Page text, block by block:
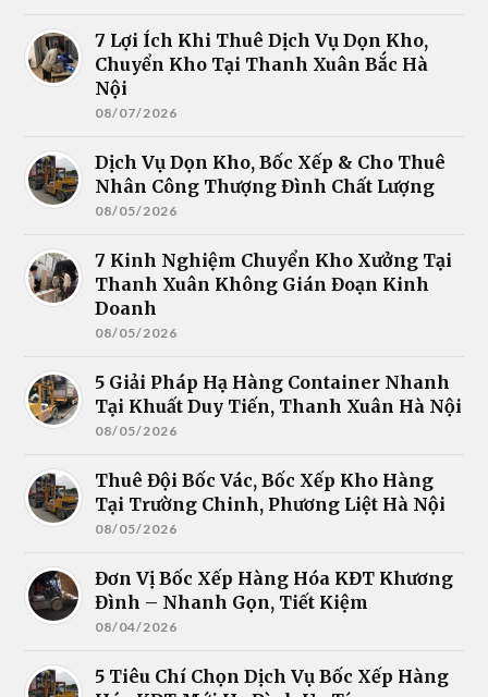
7 Lợi Ích Khi Thuê Dịch Vụ Dọn Kho,
Chuyển Kho Tại Thanh Xuân Bắc Hà
Nội
08/07/2026
Dịch Vụ Dọn Kho, Bốc Xếp & Cho Thuê
Nhân Công Thượng Đình Chất Lượng
08/05/2026
7 Kinh Nghiệm Chuyển Kho Xưởng Tại
Thanh Xuân Không Gián Đoạn Kinh
Doanh
08/05/2026
5 Giải Pháp Hạ Hàng Container Nhanh
Tại Khuất Duy Tiến, Thanh Xuân Hà Nội
08/05/2026
Thuê Đội Bốc Vác, Bốc Xếp Kho Hàng
Tại Trường Chinh, Phương Liệt Hà Nội
08/05/2026
Đơn Vị Bốc Xếp Hàng Hóa KĐT Khương
Đình – Nhanh Gọn, Tiết Kiệm
08/04/2026
5 Tiêu Chí Chọn Dịch Vụ Bốc Xếp Hàng